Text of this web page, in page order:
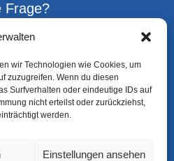
wir Technologien wie Cookies, um
zuzugreifen. Wenn du diesen
Surfverhalten oder eindeutige IDs auf
nicht erteilst oder zurückziehst,
werden.
Einstellungen ansehen
Frage?